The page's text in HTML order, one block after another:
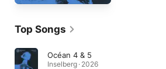
Top Songs
Océan 4 & 5
Inselberg · 2026